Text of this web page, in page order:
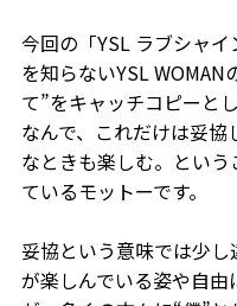
今回の「YSL ラブシャ
を知らないYSL
て”をキャッチコピーと
なんで、これだけは妥
なときも楽しむ。とい
ているモットーです。
妥協という意味では少
が楽しんでいる姿や自